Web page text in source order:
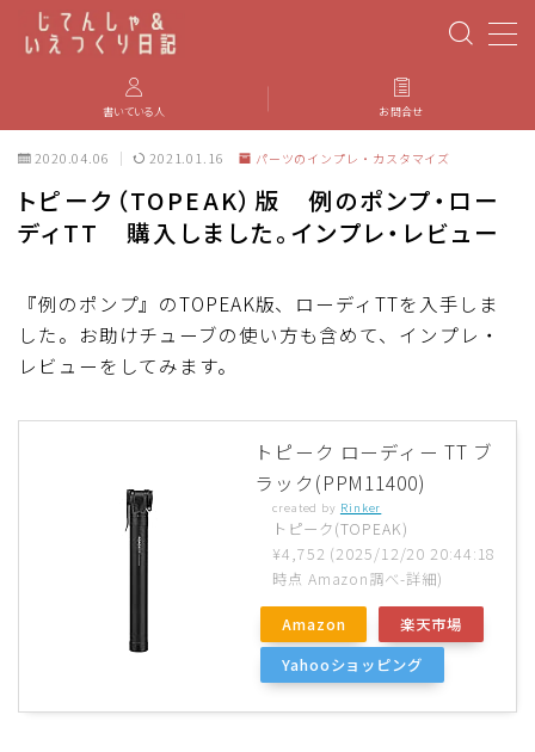
PBP(Paris-Brest-Paris)
エベレスティング
パーツのインプレ・カスタマイズ
iGPSPORT
ブルベ装備
ディスクブレーキ
書いている人 お問合せ
2020.04.06 2021.01.16 パーツのインプレ・カスタマイズ
トピーク（TOPEAK）版 例のポンプ・ロー
ディTT 購入しました。インプレ・レビュー
『例のポンプ』のTOPEAK版、ローディTTを入手しま
した。お助けチューブの使い方も含めて、インプレ・
レビューをしてみます。
トピーク ローディー TT ブ
ラック(PPM11400)
created by Rinker
トピーク(TOPEAK)
¥4,752 (2025/12/20 20:44:18
時点 Amazon調べ-詳細)
Amazon
楽天市場
Yahooショッピング